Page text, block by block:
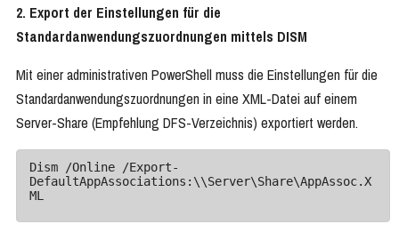
2. Export der Einstellungen für die
Standardanwendungszuordnungen mittels DISM
Mit einer administrativen PowerShell muss die Einstellungen für die
Standardanwendungszuordnungen in eine XML-Datei auf einem
Server-Share (Empfehlung DFS-Verzeichnis) exportiert werden.
Dism /Online /Export-
DefaultAppAssociations:\\Server\Share\AppAssoc.X
ML